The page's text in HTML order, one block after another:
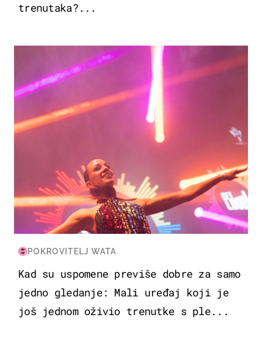
trenutaka?...
KULTURA & ZABAVA
POKROVITELJ WATA
Kad su uspomene previše dobre za samo
jedno gledanje: Mali uređaj koji je
još jednom oživio trenutke s ple...